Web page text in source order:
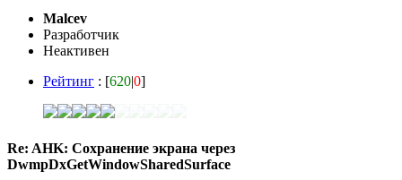
Malcev
Разработчик
Неактивен
Рейтинг : [620|0]
Re: AHK: Сохранение экрана через
DwmpDxGetWindowSharedSurface